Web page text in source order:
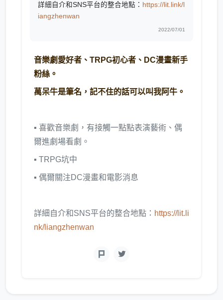
詳細自介和SNS平台的整合地點： https://lit.link/l
iangzhenwan
2022/07/01
音樂劇愛好者、TRPG初心者、DC漫畫新手
粉絲。
萬呆牛是筆名，記不住的話可以叫我阿牛。
▪︎ 喜歡音樂劇，有接觸一點點表演藝術、偶
爾進劇場看劇。
▪︎ TRPG坑中
▪︎ 偶爾關注DC漫畫和電影消息
詳細自介和SNS平台的整合地點： https://lit.li
nk/liangzhenwan